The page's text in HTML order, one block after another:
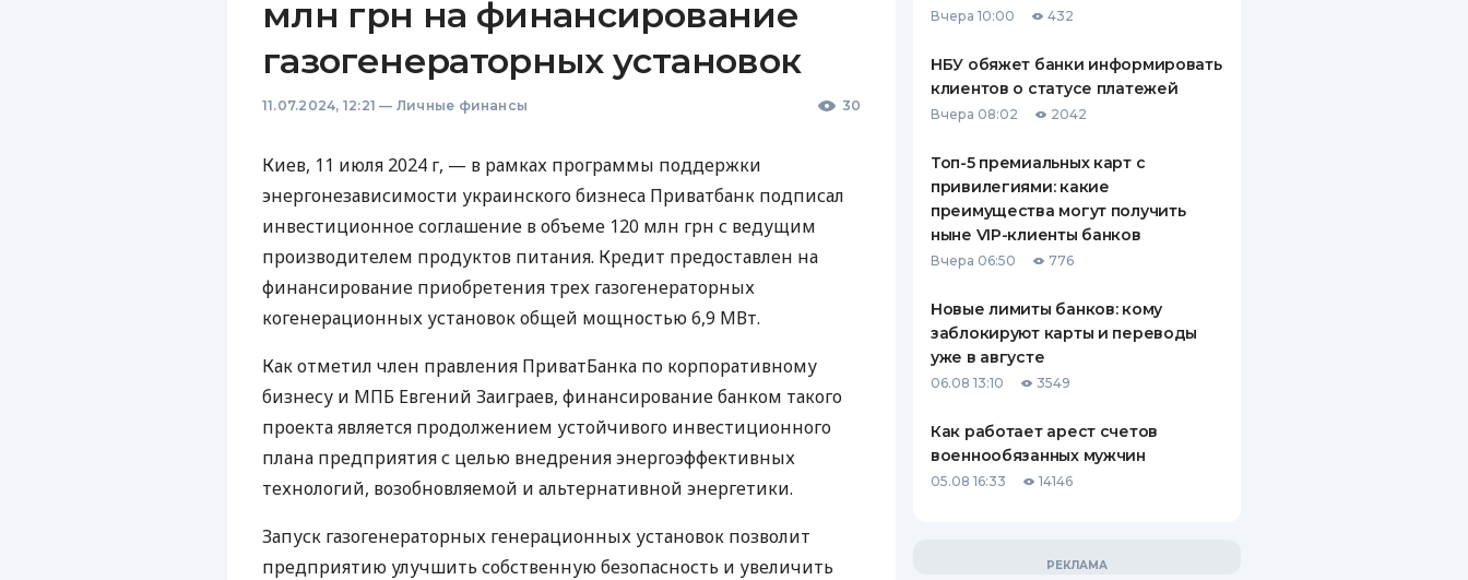
КЕШБЭКА
ПУТЕВОДИТЕЛИ ПО
СТРАХОВАНИЮ
ВСЕ СТРАХОВЫЕ ПОЛИСЫ
ОТЗЫВЫ О СТРАХОВЫХ
КОМПАНИЯХ
млн грн на финансирование
газогенераторных установок
11.07.2024, 12:21 — Личные финансы 30
Киев, 11 июля 2024 г, — в рамках программы поддержки
энергонезависимости украинского бизнеса Приватбанк подписал
инвестиционное соглашение в объеме 120 млн грн с ведущим
производителем продуктов питания. Кредит предоставлен на
финансирование приобретения трех газогенераторных
когенерационных установок общей мощностью 6,9 МВт.
Как отметил член правления ПриватБанка по корпоративному
бизнесу и МПБ Евгений Заиграев, финансирование банком такого
проекта является продолжением устойчивого инвестиционного
плана предприятия с целью внедрения энергоэффективных
технологий, возобновляемой и альтернативной энергетики.
Запуск газогенераторных генерационных установок позволит
предприятию улучшить собственную безопасность и увеличить
Вчера 10:00 432
НБУ обяжет банки информировать
клиентов о статусе платежей
Вчера 08:02 2042
Топ-5 премиальных карт с
привилегиями: какие
преимущества могут получить
ныне VIP-клиенты банков
Вчера 06:50 776
Новые лимиты банков: кому
заблокируют карты и переводы
уже в августе
06.08 13:10 3549
Как работает арест счетов
военнообязанных мужчин
05.08 16:33 14146